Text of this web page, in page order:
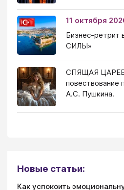
11 октября
Бизнес-
СИЛЫ»
СПЯЩАЯ
повествование
А.С. Пушкина.
Новые статьи:
Как успокоить